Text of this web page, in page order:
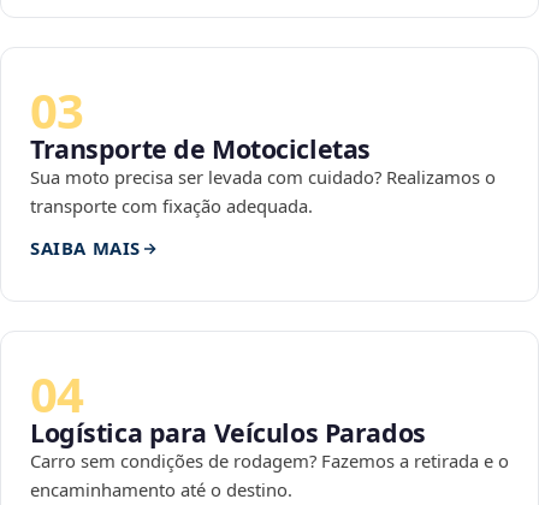
03
Transporte de Motocicletas
Sua moto precisa ser levada com cuidado? Realizamos o
transporte com fixação adequada.
SAIBA MAIS
04
Logística para Veículos Parados
Carro sem condições de rodagem? Fazemos a retirada e o
encaminhamento até o destino.